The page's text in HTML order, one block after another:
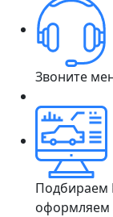
Звоните
Подбираем
оформляем